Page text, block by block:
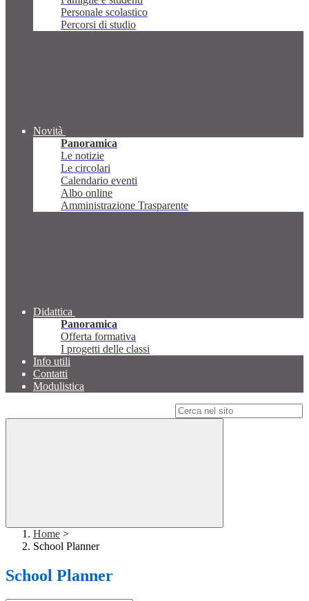
Personale scolastico
Percorsi di studio
Novità
Panoramica
Le notizie
Le circolari
Calendario eventi
Albo online
Amministrazione Trasparente
Didattica
Panoramica
Offerta formativa
I progetti delle classi
Info utili
Contatti
Modulistica
Home >
School Planner
School Planner